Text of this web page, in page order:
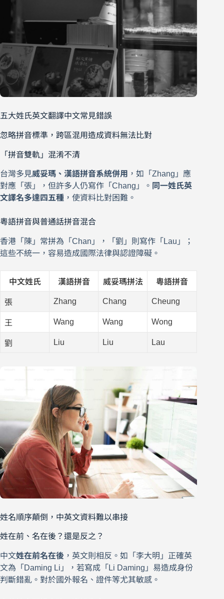
五大姓氏英文翻譯中文常見錯誤
忽略拼音標準，跨區混用造成資料無法比對
「拼音雙軌」混淆不清
台灣多見威妥瑪、漢語拼音系統併用 ，如「Zhang」應
對應「張」，但許多人仍寫作「Chang」。 同一姓氏英
文譯名多達四五種 ，使資料比對困難。
粵語拼音與普通話拼音混合
香港「陳」常拼為「Chan」，「劉」則寫作「Lau」；
這些不統一，容易造成國際法律與認證障礙。
中文姓氏 漢語拼音 威妥瑪拼法 粵語拼音
張 Zhang Chang Cheung
王 Wang Wang Wong
劉 Liu Liu Lau
姓名順序顛倒，中英文資料難以串接
姓在前、名在後？還是反之？
中文姓在前名在後 ，英文則相反。如「李大明」正確英
文為「Daming Li」，若寫成「Li Daming」易造成身份
判斷錯亂。對於國外報名、證件等尤其敏感。